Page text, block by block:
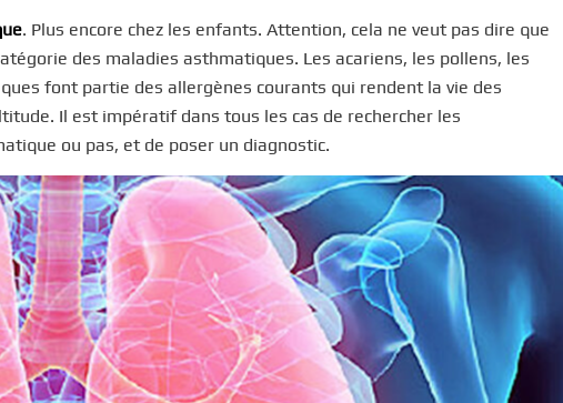
. Plus encore chez les enfants. Attention, cela ne veut pas dire que
des maladies asthmatiques. Les acariens, les pollens, les
font partie des allergènes courants qui rendent la vie des
Il est impératif dans tous les cas de rechercher les
ou pas, et de poser un diagnostic.